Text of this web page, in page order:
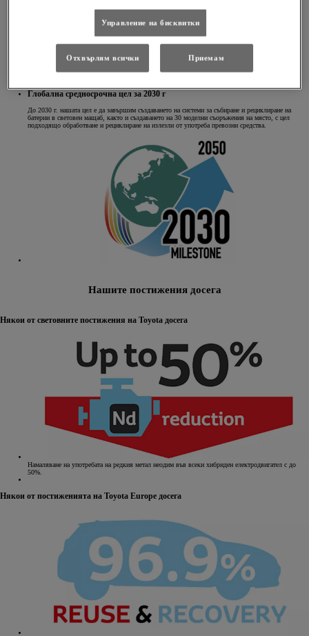
Глобална средносрочна цел за 2030 г
До 2030 г. нашата цел е да завършим създаването на системи за събиране и рециклиране на
батерии в световен мащаб, както и създаването на 30 моделни съоръжения на място, с цел
подходящо обработване и рециклиране на излезли от употреба превозни средства.
Нашите постижения досега
Някои от световните постижения на Toyota досега
Намаляване на употребата на редкия метал неодим във всеки хибриден електродвигател с до
50%.
Някои от постиженията на Toyota Europe досега
Управление на бисквитки
Отхвърлям всички Приемам